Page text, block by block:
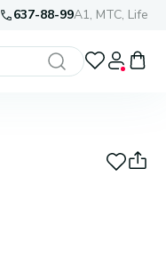
637-88-99A1, МТС, Life